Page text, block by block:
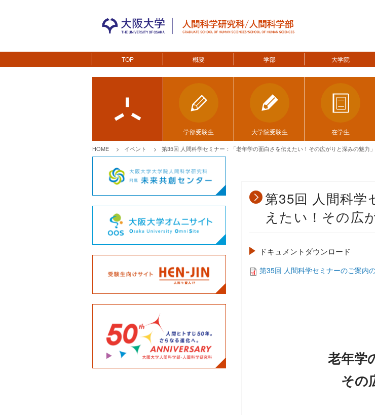
TOP 概要 学部 大学院
学部受験生 大学院受験生 在学生
HOME イベント 第35回 人間科学セミナー：「老年学の面白さを伝えたい！その広がりと深みの魅力」
第35回 人間科学
えたい！その広
ドキュメントダウンロード
第35回 人間科学セミナーのご案内
老年学
その